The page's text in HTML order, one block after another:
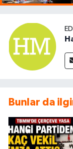
Bunlar da